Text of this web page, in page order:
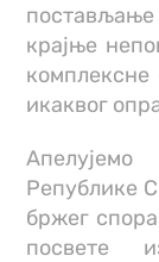
крајње
комплексне
икаквог
Републике
бржег
посвете